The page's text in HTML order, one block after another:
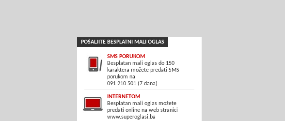
POŠALJITE BESPLATNI MALI OGLAS
SMS PORUKOM
Besplatan mali oglas do 150
karaktera možete predati SMS
porukom na
091 210 501 (7 dana)
INTERNETOM
Besplatan mali oglas možete
predati online na web stranici
www.superoglasi.ba